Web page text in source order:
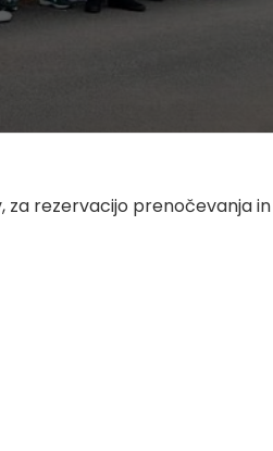
za rezervacijo prenočevanja